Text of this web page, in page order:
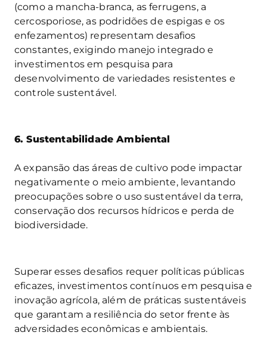
(como a mancha-branca, as ferrugens, a
cercosporiose, as podridões de espigas e os
enfezamentos) representam desafios
constantes, exigindo manejo integrado e
investimentos em pesquisa para
desenvolvimento de variedades resistentes e
controle sustentável.
6. Sustentabilidade Ambiental
A expansão das áreas de cultivo pode impactar
negativamente o meio ambiente, levantando
preocupações sobre o uso sustentável da terra,
conservação dos recursos hídricos e perda de
biodiversidade.
Superar esses desafios requer políticas públicas
eficazes, investimentos contínuos em pesquisa e
inovação agrícola, além de práticas sustentáveis
que garantam a resiliência do setor frente às
adversidades econômicas e ambientais.